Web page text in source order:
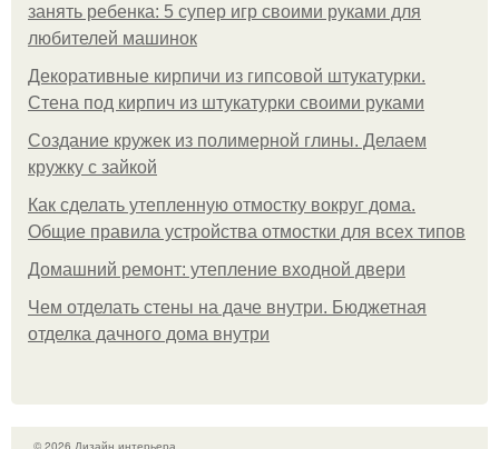
занять ребенка: 5 супер игр своими руками для
любителей машинок
Декоративные кирпичи из гипсовой штукатурки.
Стена под кирпич из штукатурки своими руками
Создание кружек из полимерной глины. Делаем
кружку с зайкой
Как сделать утепленную отмостку вокруг дома.
Общие правила устройства отмостки для всех типов
Домашний ремонт: утепление входной двери
Чем отделать стены на даче внутри. Бюджетная
отделка дачного дома внутри
© 2026 Дизайн интерьера